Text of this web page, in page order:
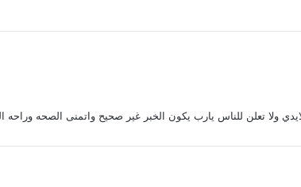
ولا تعلن للناس يارب يكون الخبر غير صحيح واتمنى الصحه وراحه